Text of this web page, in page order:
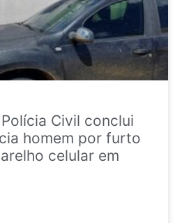
Civil conclui
homem por furto
celular em